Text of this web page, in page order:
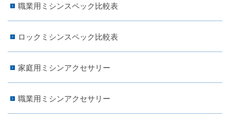
職業用ミシンスペック比較表
ロックミシンスペック比較表
家庭用ミシンアクセサリー
職業用ミシンアクセサリー